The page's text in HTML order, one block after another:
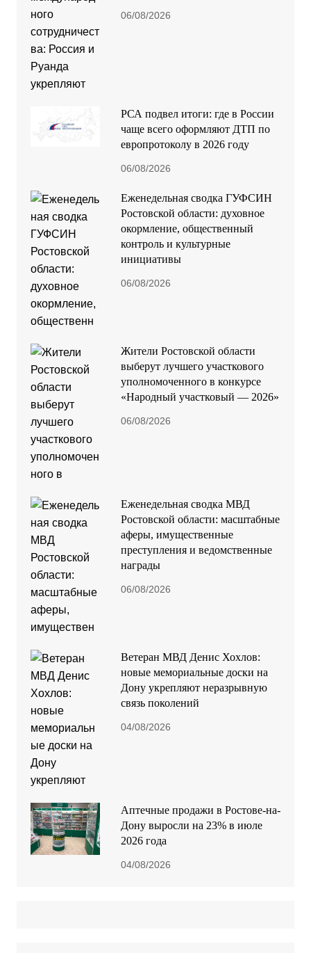
06/08/2026
РСА подвел итоги: где в России
чаще всего оформляют ДТП по
европротоколу в 2026 году
06/08/2026
Еженедельная сводка ГУФСИН
Ростовской области: духовное
окормление, общественный
контроль и культурные
инициативы
06/08/2026
Жители Ростовской области
выберут лучшего участкового
уполномоченного в конкурсе
«Народный участковый — 2026»
06/08/2026
Еженедельная сводка МВД
Ростовской области: масштабные
аферы, имущественные
преступления и ведомственные
награды
06/08/2026
Ветеран МВД Денис Хохлов:
новые мемориальные доски на
Дону укрепляют неразрывную
связь поколений
04/08/2026
Аптечные продажи в Ростове-на-
Дону выросли на 23% в июле
2026 года
04/08/2026